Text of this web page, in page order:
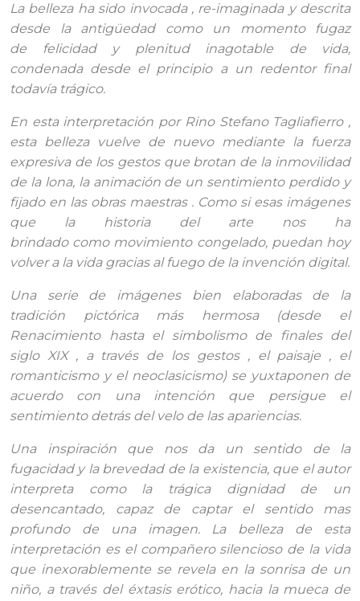
La belleza ha sido invocada , re-imaginada y descrita
desde la antigüedad como un momento fugaz
de felicidad y plenitud inagotable de vida,
condenada desde el principio a un redentor final
todavía trágico.
En esta interpretación por Rino Stefano Tagliafierro ,
esta belleza vuelve de nuevo mediante la fuerza
expresiva de los gestos que brotan de la inmovilidad
de la lona, la animación de un sentimiento perdido y
fijado en las obras maestras . Como si esas imágenes
que la historia del arte nos ha
brindado como movimiento congelado, puedan hoy
volver a la vida gracias al fuego de la invención digital.
Una serie de imágenes bien elaboradas de la
tradición pictórica más hermosa (desde el
Renacimiento hasta el simbolismo de finales del
siglo XIX , a través de los gestos , el paisaje , el
romanticismo y el neoclasicismo) se yuxtaponen de
acuerdo con una intención que persigue el
sentimiento detrás del velo de las apariencias.
Una inspiración que nos da un sentido de la
fugacidad y la brevedad de la existencia, que el autor
interpreta como la trágica dignidad de un
desencantado, capaz de captar el sentido mas
profundo de una imagen. La belleza de esta
interpretación es el compañero silencioso de la vida
que inexorablemente se revela en la sonrisa de un
niño, a través del éxtasis erótico, hacia la mueca de